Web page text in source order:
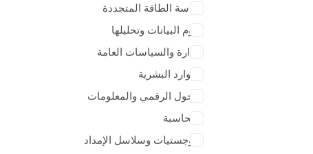
هندسة الطاقة المتجددة
علوم البيانات وتحليلها
الإدارة والسياسات العامة
الموارد البشرية
التحول الرقمي والمعلومات
المحاسبة
اللوجستيات وسلاسل الإمداد